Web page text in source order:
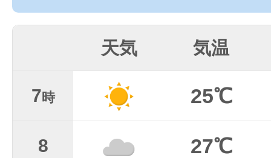
天気 気温
7時 25℃
8 27℃